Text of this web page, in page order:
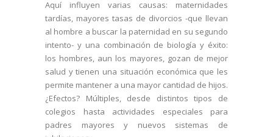
Aquí influyen varias causas: maternidades
tardías, mayores tasas de divorcios -que llevan
al hombre a buscar la paternidad en su segundo
intento- y una combinación de biología y éxito:
los hombres, aun los mayores, gozan de mejor
salud y tienen una situación económica que les
permite mantener a una mayor cantidad de hijos.
¿Efectos? Múltiples, desde distintos tipos de
colegios hasta actividades especiales para
padres mayores y nuevos sistemas de